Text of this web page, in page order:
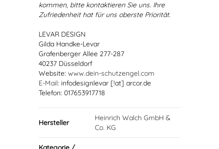
kommen, bitte kontaktieren Sie uns. Ihre
Zufriedenheit hat für uns oberste Priorität.
LEVAR DESIGN
Gilda Handke-Levar
Grafenberger Allee 277-287
40237 Düsseldorf
Website: www.dein-schutzengel.com
E-Mail: infodesignlevar [!at] arcor.de
Telefon: 017653917718
Hersteller
Heinrich Walch GmbH &
Co. KG